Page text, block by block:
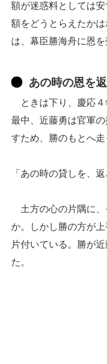
額が迷惑料としては
額をどうとらえたか
は、幕臣勝海舟に恩を
あの時の恩を返
ときは下り、慶応４
最中、近藤勇は官軍
すため、勝のもとへ走
「あの時の貸しを、
土方の心の片隅に、
か。しかし勝の方が
片付いている。勝が
た。